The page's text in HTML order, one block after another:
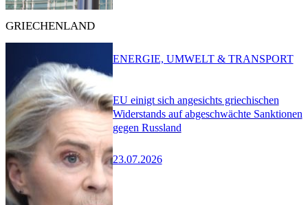
GRIECHENLAND
EU einigt sich angesichts griechischen
Widerstands auf abgeschwächte Sanktionen
gegen Russland
23.07.2026
ENERGIE, UMWELT & TRANSPORT